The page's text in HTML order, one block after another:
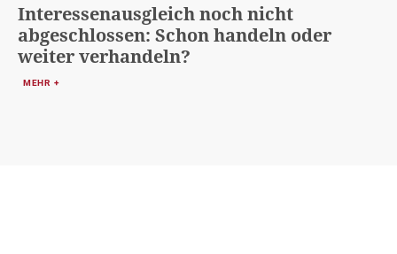
Interessenausgleich noch nicht
abgeschlossen: Schon handeln oder
weiter verhandeln?
MEHR +